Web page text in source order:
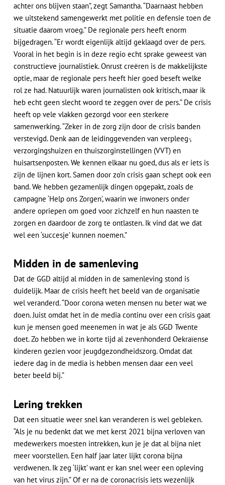
achter ons blijven staan”, zegt Samantha. “Daarnaast hebben
we uitstekend samengewerkt met politie en defensie toen de
situatie daarom vroeg.” De regionale pers heeft enorm
bijgedragen. “Er wordt eigenlijk altijd geklaagd over de pers.
Vooral in het begin is in deze regio echt sprake geweest van
constructieve journalistiek. Onrust creëren is de makkelijkste
optie, maar de regionale pers heeft hier goed beseft welke
rol ze had. Natuurlijk waren journalisten ook kritisch, maar ik
heb echt geen slecht woord te zeggen over de pers.” De crisis
heeft op vele vlakken gezorgd voor een sterkere
samenwerking. “Zeker in de zorg zijn door de crisis banden
verstevigd. Denk aan de leidinggevenden van verpleeg-,
verzorgingshuizen en thuiszorginstellingen (VVT) en
huisartsenposten. We kennen elkaar nu goed, dus als er iets is
zijn de lijnen kort. Samen door zo’n crisis gaan schept ook een
band. We hebben gezamenlijk dingen opgepakt, zoals de
campagne ‘Help ons Zorgen’, waarin we inwoners onder
andere opriepen om goed voor zichzelf en hun naasten te
zorgen en daardoor de zorg te ontlasten. Ik vind dat we dat
wel een ‘succesje’ kunnen noemen.”
Midden in de samenleving
Dat de GGD altijd al midden in de samenleving stond is
duidelijk. Maar de crisis heeft het beeld van de organisatie
wel veranderd. “Door corona weten mensen nu beter wat we
doen. Juist omdat het in de media continu over een crisis gaat
kun je mensen goed meenemen in wat je als GGD Twente
doet. Zo hebben we in korte tijd al zevenhonderd Oekraïense
kinderen gezien voor jeugdgezondheidszorg. Omdat dat
iedere dag in de media is hebben mensen daar een veel
beter beeld bij.”
Lering trekken
Dat een situatie weer snel kan veranderen is wel gebleken.
“Als je nu bedenkt dat we met kerst 2021 bijna verloven van
medewerkers moesten intrekken, kun je je dat al bijna niet
meer voorstellen. Een half jaar later lijkt corona bijna
verdwenen. Ik zeg ‘lijkt’ want er kan snel weer een opleving
van het virus zijn.” Of er na de coronacrisis iets wezenlijk